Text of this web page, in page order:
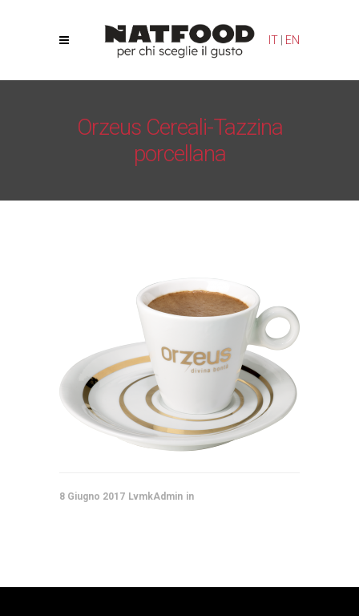
IT EN
Orzeus Cereali-Tazzina
porcellana
8 Giugno 2017 LvmkAdmin
Le tue preferenze relative alla privacy